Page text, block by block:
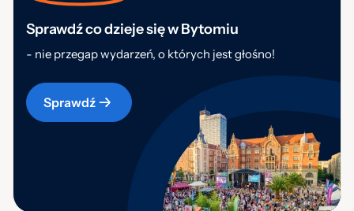
Sprawdź co dzieje się w Bytomiu
- nie przegap wydarzeń, o których jest głośno!
Sprawdź